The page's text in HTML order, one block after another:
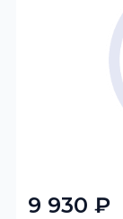
9 930 ₽